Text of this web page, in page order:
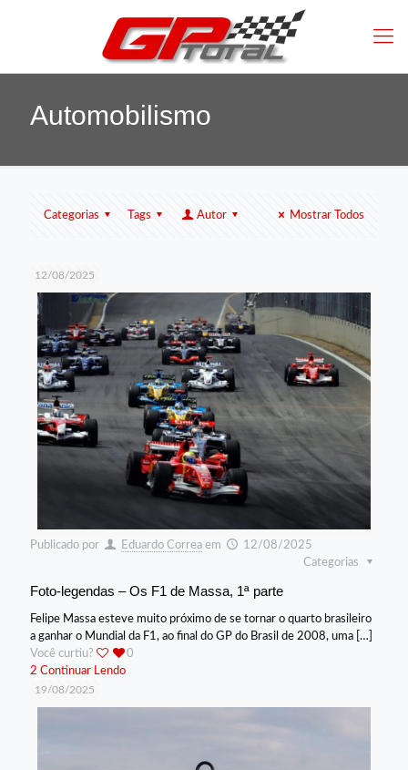
Automobilismo
Categorias Tags Autor Mostrar Todos
12/08/2025
Publicado por Eduardo Correa em
12/08/2025
Categorias
Foto-legendas – Os F1 de Massa, 1ª parte
Felipe Massa esteve muito próximo de se tornar o quarto brasileiro
a ganhar o Mundial da F1, ao final do GP do Brasil de 2008, uma […]
Você curtiu?
0
2 Continuar Lendo
19/08/2025